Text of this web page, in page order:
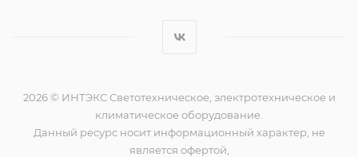
2026 © ИНТЭКС Светотехническое, электротехническое и
климатическое оборудование.
Данный ресурс носит информационный характер, не
является офертой,